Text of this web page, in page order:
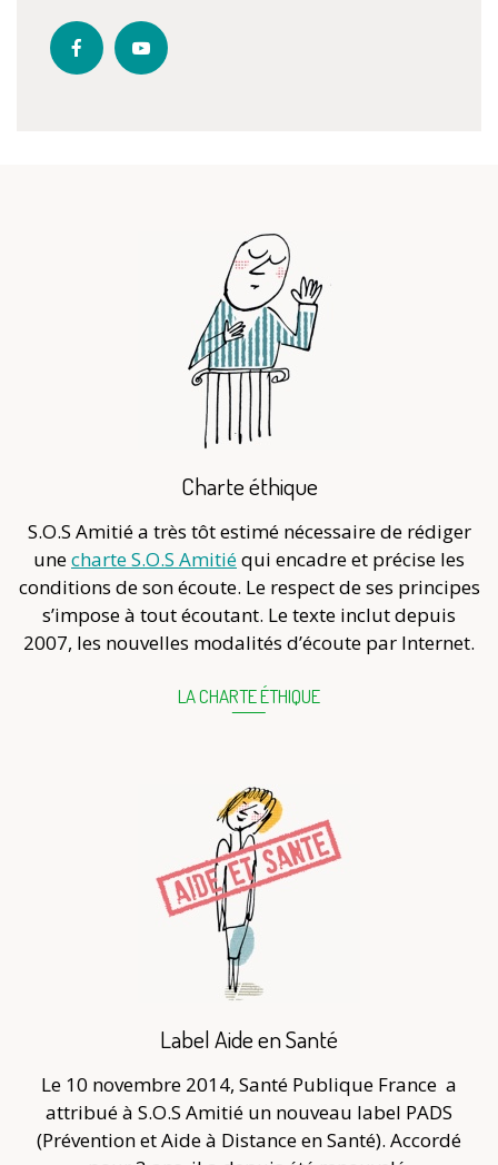
Charte éthique
S.O.S Amitié a très tôt estimé nécessaire de rédiger
unecharte S.O.S Amitiéqui encadre et précise les
conditions de son écoute. Le respect de ses principes
s’impose à tout écoutant. Le texte inclut depuis
2007, les nouvelles modalités d’écoute par Internet.
LA CHARTE ÉTHIQUE
Label Aide en Santé
Le 10 novembre 2014, Santé Publique France a
attribué à S.O.S Amitié un nouveau label PADS
(Prévention et Aide à Distance en Santé). Accordé